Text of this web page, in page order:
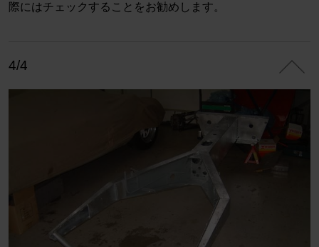
際にはチェックすることをお勧めします。
4/4